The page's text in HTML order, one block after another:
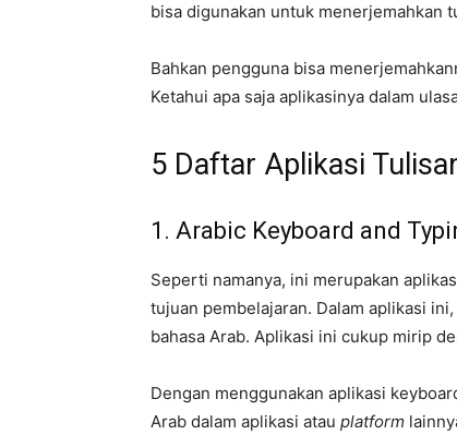
bisa digunakan untuk menerjemahkan
Bahkan pengguna bisa
Ketahui apa saja aplikasinya dalam
5 Daftar Aplikasi
1. Arabic Keyboard and
Seperti namanya, ini merupakan
tujuan pembelajaran. Dalam aplikasi
bahasa Arab. Aplikasi ini cukup mirip
Dengan menggunakan aplikasi
Arab dalam aplikasi atau platform